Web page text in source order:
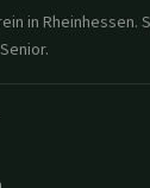
in Rheinhessen.